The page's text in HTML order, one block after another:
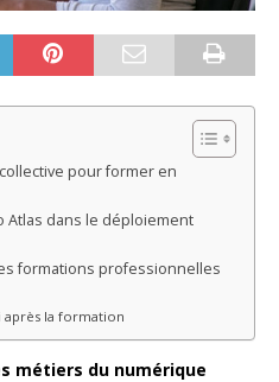
pour former en
Atlas dans le déploiement
formations professionnelles
après la formation
métiers du numérique